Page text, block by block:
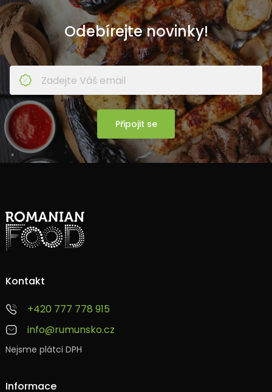
Odebírejte novinky!
Připojit se
Informace
Kontakt
+420 777 778 915
info@rumunsko.cz
Nejsme plátci DPH